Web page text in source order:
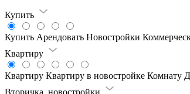
Купить
Купить Арендовать Новостройки
Квартиру
Квартиру Квартиру в новостройке Комнату
Вторичка, новостройки